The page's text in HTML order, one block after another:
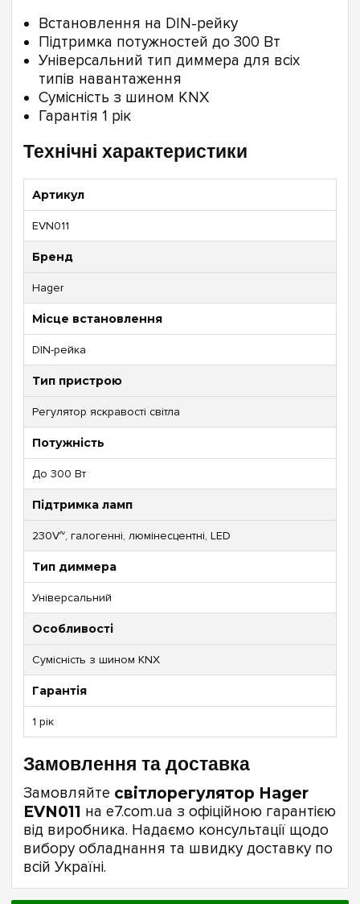
Встановлення на DIN-рейку
Підтримка потужностей до 300 Вт
Універсальний тип диммера для всіх
типів навантаження
Сумісність з шином KNX
Гарантія 1 рік
Технічні характеристики
Артикул
EVN011
Бренд
Hager
Місце встановлення
DIN-рейка
Тип пристрою
Регулятор яскравості світла
Потужність
До 300 Вт
Підтримка ламп
230V~, галогенні, люмінесцентні, LED
Тип диммера
Універсальний
Особливості
Сумісність з шином KNX
Гарантія
1 рік
Замовлення та доставка
Замовляйте світлорегулятор Hager
EVN011 на e7.com.ua з офіційною гарантією
від виробника. Надаємо консультації щодо
вибору обладнання та швидку доставку по
всій Україні.